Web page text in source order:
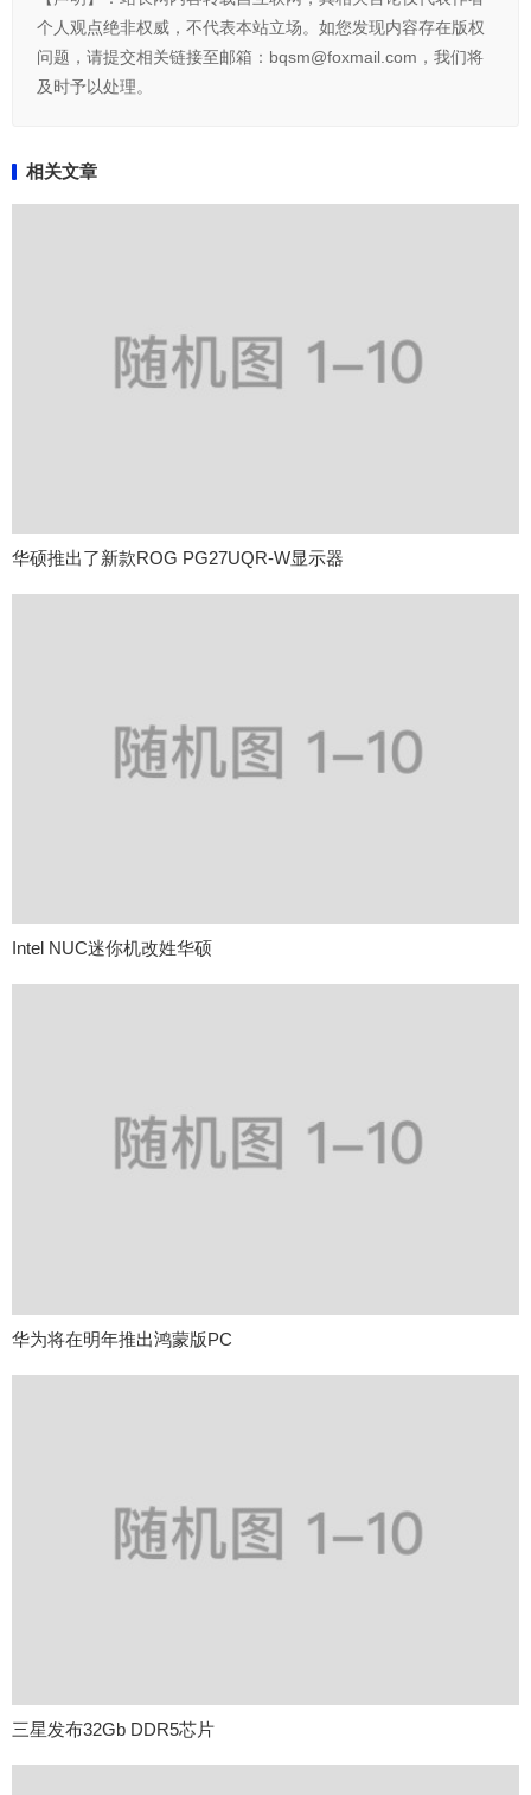
个人观点绝非权威，不代表本站立场。如您发现内容存在版权
问题，请提交相关链接至邮箱：bqsm@foxmail.com，我们将
及时予以处理。
相关文章
华硕推出了新款ROG PG27UQR-W显示器
Intel NUC迷你机改姓华硕
华为将在明年推出鸿蒙版PC
三星发布32Gb DDR5芯片